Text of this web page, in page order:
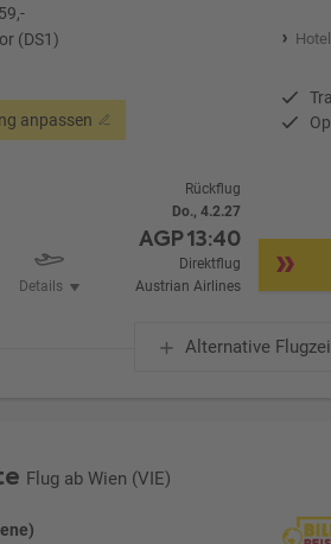
(DS1)
anpassen
Details
Rückflug
Do., 4.2.27
AGP13:40
Direktflug
Austrian Airlines
Alternative
Flug ab Wien (VIE)